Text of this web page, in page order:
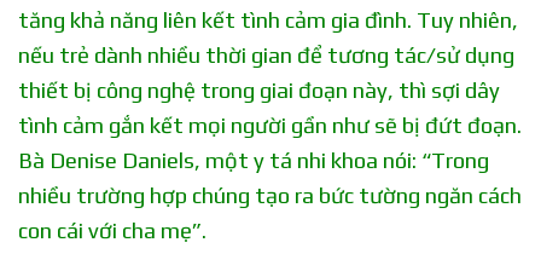
tăng khả năng liên kết tình cảm gia đình. Tuy nhiên,
nếu trẻ dành nhiều thời gian để tương tác/sử dụng
thiết bị công nghệ trong giai đoạn này, thì sợi dây
tình cảm gắn kết mọi người gần như sẽ bị đứt đoạn.
Bà Denise Daniels, một y tá nhi khoa nói: “Trong
nhiều trường hợp chúng tạo ra bức tường ngăn cách
con cái với cha mẹ”.